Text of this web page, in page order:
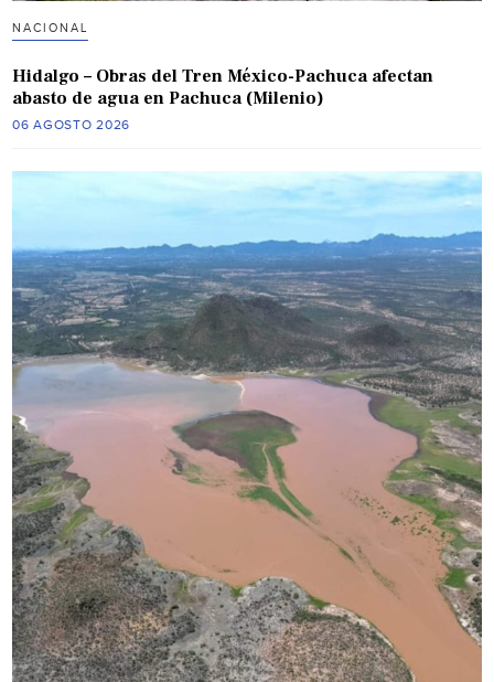
NACIONAL
Hidalgo – Obras del Tren México-Pachuca afectan
abasto de agua en Pachuca (Milenio)
06 AGOSTO 2026